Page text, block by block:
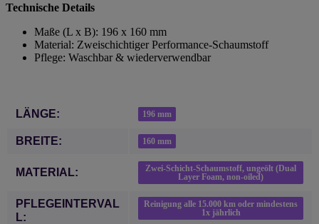
Technische Details
Maße (L x B): 196 x 160 mm
Material: Zweischichtiger Performance-Schaumstoff
Pflege: Waschbar & wiederverwendbar
Produkteigenschaft
Wert
LÄNGE: 196 mm
BREITE: 160 mm
MATERIAL:
Zwei-Schicht-Schaumstoff, ungeölt (Dual
Layer Foam, non-oiled)
PFLEGEINTERVAL
L:
Reinigung alle 15.000 km oder mindestens
1x jährlich